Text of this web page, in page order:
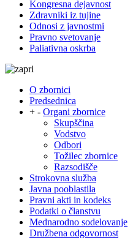
Kongresna dejavnost
Zdravniki iz tujine
Odnosi z javnostmi
Pravno svetovanje
Paliativna oskrba
O zbornici
Predsednica
+ - Organi zbornice
Skupščina
Vodstvo
Odbori
Tožilec zbornice
Razsodišče
Strokovna služba
Javna pooblastila
Pravni akti in kodeks
Podatki o članstvu
Mednarodno sodelovanje
Družbena odgovornost